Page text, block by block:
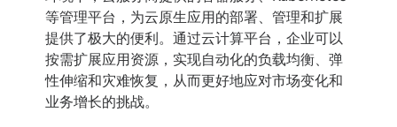
等管理平台，为云原生应用的部署、管理和扩展
提供了极大的便利。通过云计算平台，企业可以
按需扩展应用资源，实现自动化的负载均衡、弹
性伸缩和灾难恢复，从而更好地应对市场变化和
业务增长的挑战。